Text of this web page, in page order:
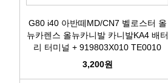
G80 i40 아반떼MD/CN7 벨로스터 올
뉴카렌스 올뉴카니발 카니발KA4 배터
리 터미널 + 919803X010 TE0010
OHJ
3,200원